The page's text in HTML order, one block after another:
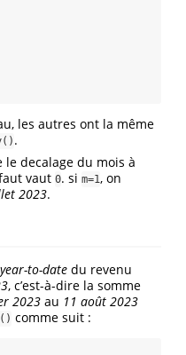
les autres ont la même
.
decalage du mois à
vaut 0. si m=1 , on
2023.
year-to-date du revenu
, c’est-à-dire la somme
2023 au 11 août 2023
comme suit :